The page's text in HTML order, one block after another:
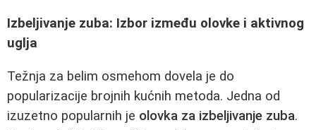
Izbeljivanje zuba: Izbor između olovke i aktivnog
uglja
Težnja za belim osmehom dovela je do
popularizacije brojnih kućnih metoda. Jedna od
izuzetno popularnih je olovka za izbeljivanje zuba.